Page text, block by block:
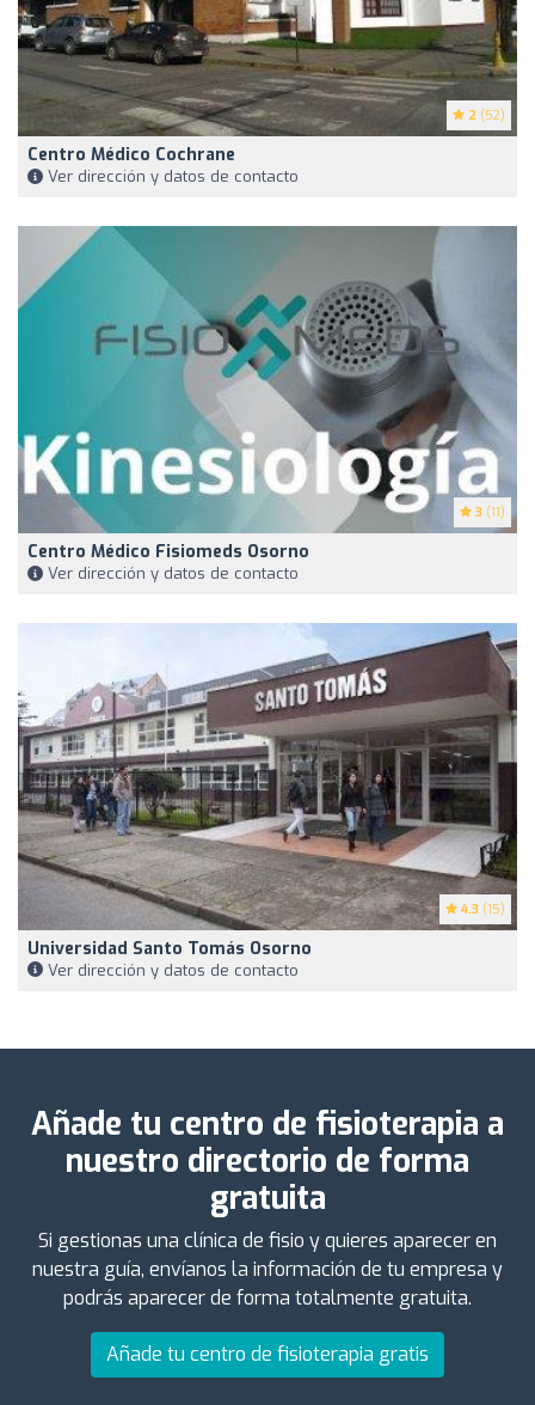
2 (52)
Centro Médico Cochrane
Ver dirección y datos de contacto
3 (11)
Centro Médico Fisiomeds Osorno
Ver dirección y datos de contacto
4.3 (15)
Universidad Santo Tomás Osorno
Ver dirección y datos de contacto
Añade tu centro de fisioterapia a
nuestro directorio de forma
gratuita
Si gestionas una clínica de fisio y quieres aparecer en
nuestra guía, envíanos la información de tu empresa y
podrás aparecer de forma totalmente gratuita.
Añade tu centro de fisioterapia gratis